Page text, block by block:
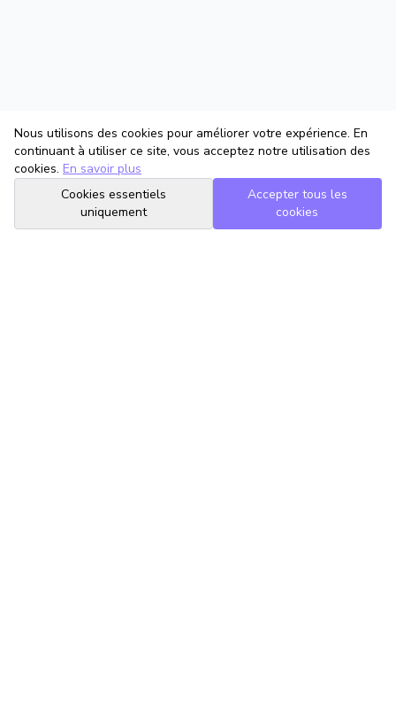
Nous utilisons des cookies pour améliorer votre expérience. En
continuant à utiliser ce site, vous acceptez notre utilisation des
cookies. En savoir plus
Cookies essentiels
uniquement
Accepter tous les
cookies